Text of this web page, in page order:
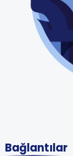
Bağlantılar